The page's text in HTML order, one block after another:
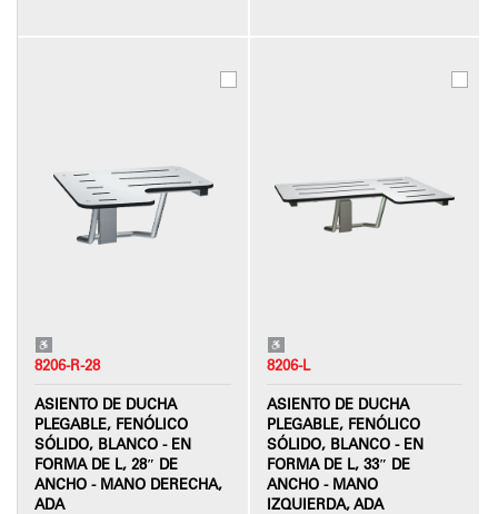
8206-R-28
ASIENTO DE DUCHA
PLEGABLE, FENÓLICO
SÓLIDO, BLANCO - EN
FORMA DE L, 28″ DE
ANCHO - MANO DERECHA,
ADA
8206-L
ASIENTO DE DUCHA
PLEGABLE, FENÓLICO
SÓLIDO, BLANCO - EN
FORMA DE L, 33″ DE
ANCHO - MANO
IZQUIERDA, ADA